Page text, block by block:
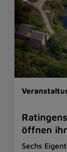
öffnen
Sechs